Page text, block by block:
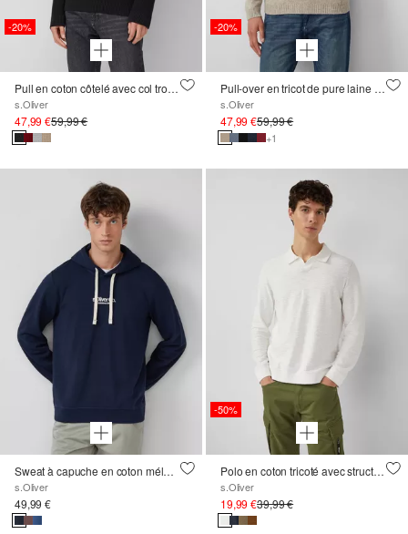
-20%
Pull en coton côtelé avec col troyer
s.Oliver
47,99 €59,99 €
-20%
Pull-over en tricot de pure laine d'agneau
s.Oliver
47,99 €59,99 €
+1
Sweat à capuche en coton mélangé avec logo imprimé
s.Oliver
49,99 €
-50%
Polo en coton tricoté avec structure en fil flammé
s.Oliver
19,99 €39,99 €